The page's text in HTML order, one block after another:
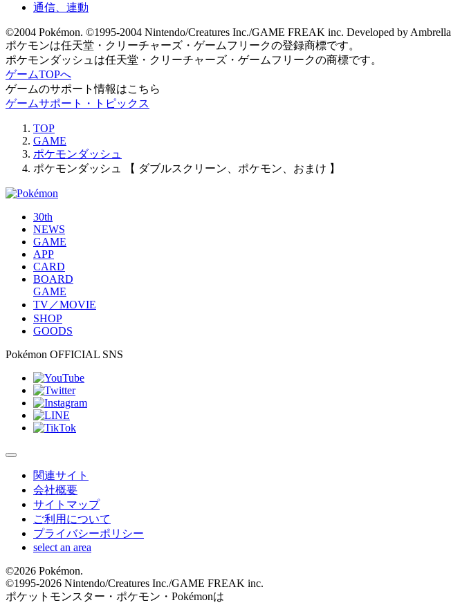
通信、連動
©2004 Pokémon. ©1995-2004 Nintendo/Creatures Inc./GAME FREAK inc. Developed by Ambrella
ポケモンは任天堂・クリーチャーズ・ゲームフリークの登録商標です。
ポケモンダッシュは任天堂・クリーチャーズ・ゲームフリークの商標です。
ゲームTOPへ
ゲームのサポート情報はこちら
ゲームサポート・トピックス
TOP
GAME
ポケモンダッシュ
ポケモンダッシュ 【 ダブルスクリーン、ポケモン、おまけ 】
30th
NEWS
GAME
APP
CARD
BOARD
GAME
TV／MOVIE
SHOP
GOODS
Pokémon OFFICIAL SNS
関連サイト
会社概要
サイトマップ
ご利用について
プライバシーポリシー
select an area
©2026 Pokémon.
©1995-2026 Nintendo/Creatures Inc./GAME FREAK inc.
ポケットモンスター・ポケモン・Pokémonは